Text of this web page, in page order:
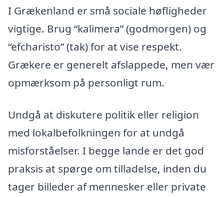
I Grækenland er små sociale høfligheder
vigtige. Brug “kalimera” (godmorgen) og
“efcharisto” (tak) for at vise respekt.
Grækere er generelt afslappede, men vær
opmærksom på personligt rum.
Undgå at diskutere politik eller religion
med lokalbefolkningen for at undgå
misforståelser. I begge lande er det god
praksis at spørge om tilladelse, inden du
tager billeder af mennesker eller private